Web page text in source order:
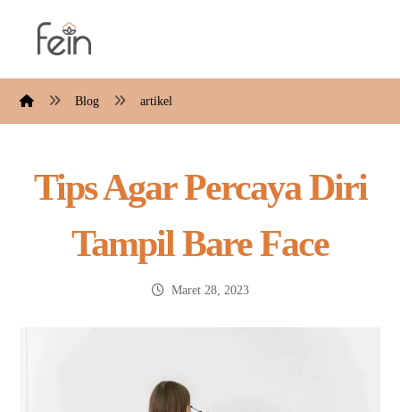
Blog artikel
Tips Agar Percaya Diri
Tampil Bare Face
Maret 28, 2023